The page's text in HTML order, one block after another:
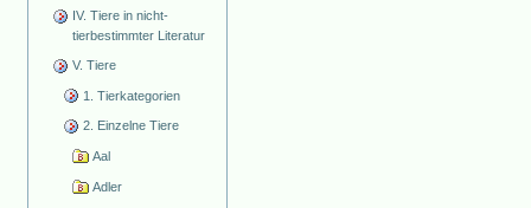
IV. Tiere in nicht-
tierbestimmter Literatur
V. Tiere
1. Tierkategorien
2. Einzelne Tiere
Aal
Adler